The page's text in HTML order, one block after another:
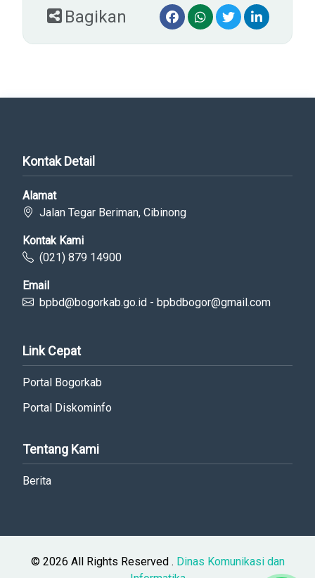
Bagikan
Kontak Detail
Alamat
Jalan Tegar Beriman, Cibinong
Kontak Kami
(021) 879 14900
Email
bpbd@bogorkab.go.id - bpbdbogor@gmail.com
Link Cepat
Portal Bogorkab
Portal Diskominfo
Tentang Kami
Berita
© 2026 All Rights Reserved . Dinas Komunikasi dan